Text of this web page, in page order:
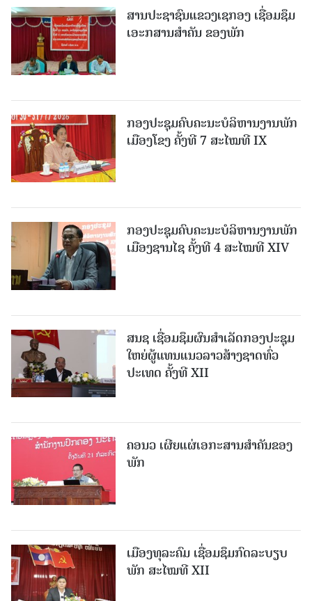
ສານປະຊາຊົນແຂວງເຊກອງ ເຊື່ອມຊຶມ
ເອະກສານສໍາຄັນ ຂອງພັກ
ກອງປະຊຸມຄົບຄະນະບໍລິຫານງານພັກ
ເມືອງໂຂງ ຄັ້ງທີ 7 ສະໄໝທີ IX
ກອງປະຊຸມຄົບຄະນະບໍລິຫານງານພັກ
ເມືອງຊານ​ໄຊ ຄັ້ງທີ 4 ສະໄໝທີ XIV
ສນຊ ເຊື່ອມຊຶມຜົນສໍາເລັດກອງປະຊຸມ
ໃຫຍ່ຜູ້ແທນແນວລາວສ້າງຊາດທົ່ວ
ປະເທດ ຄັ້ງທີ XII
ຄອນວ ເຜີຍແຜ່ເອກະສານສໍາຄັນຂອງ
ພັກ
ເມືອງທຸລະຄົມ ເຊື່ອມຊຶມກົດລະບຽບ
ພັກ ສະໄໝທີ XII